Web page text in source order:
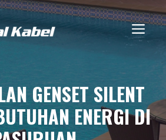
GENSET SILENT
ENERGI DI